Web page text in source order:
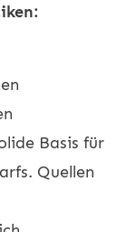
Basis für
Quellen